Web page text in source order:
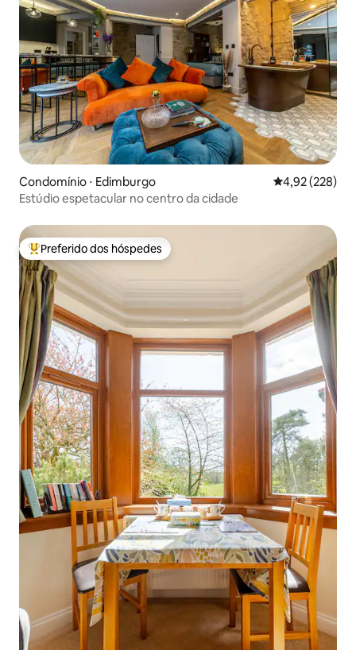
Condomínio ⋅ Edimburgo 4,92 de uma
4,92 (228)
Estúdio espetacular no centro da cidade
Entre os melhores preferidos dos hóspedes
Preferido dos hóspedes